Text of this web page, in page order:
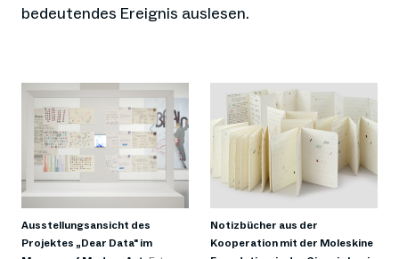
bedeutendes Ereignis auslesen.
Ausstellungsansicht des
Projektes „Dear Data" im
Notizbücher aus der
Kooperation mit der Moleskine